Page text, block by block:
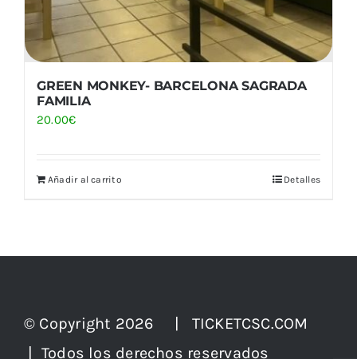
GREEN MONKEY- BARCELONA SAGRADA
FAMILIA
20.00€
Añadir al carrito Detalles
© Copyright 2026 | TICKETCSC.COM
| Todos los derechos reservados